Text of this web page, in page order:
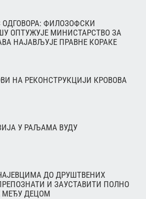
ОДГОВОРА: ФИЛОЗОФСКИ
ОПТУЖУЈЕ МИНИСТАРСТВО ЗА
НАЈАВЉУЈЕ ПРАВНЕ КОРАКЕ
НА РЕКОНСТРУКЦИЈИ КРОВОВА
У РАЉАМА ВУДУ
ДО ДРУШТВЕНИХ
И ЗАУСТАВИТИ ПОЛНО
ДЕЦОМ